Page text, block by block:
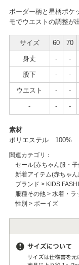
ボーダー柄と星柄ポケ
モでウエストの調整が
サイズ 60 70
身丈 - -
股下 - -
ウエスト - -
- - -
素材
ポリエステル 100%
関連カテゴリ：
セール(赤ちゃん服・
新着アイテム(赤ちゃ
ブランド > KIDS
服種その他> 水着・ラ
性別 > ボーイズ